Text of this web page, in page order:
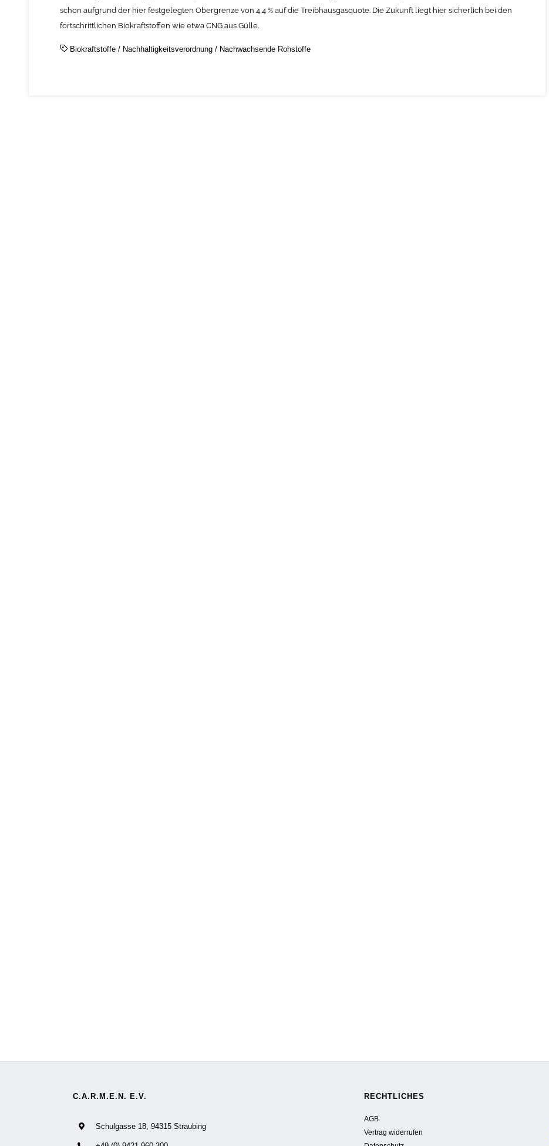
schon aufgrund der hier festgelegten Obergrenze von 4,4 % auf die Treibhausgasquote. Die Zukunft liegt hier sicherlich bei den
fortschrittlichen Biokraftstoffen wie etwa CNG aus Gülle.
Biokraftstoffe/ Nachhaltigkeitsverordnung/ Nachwachsende Rohstoffe
C.A.R.M.E.N. E.V.
Schulgasse 18, 94315 Straubing
RECHTLICHES
AGB
Vertrag widerrufen